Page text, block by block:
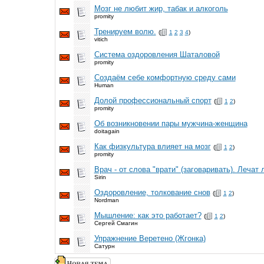
Мозг не любит жир, табак и алкоголь
promity
Тренируем волю. ( 1 2 3 4)
vitich
Система оздоровления Шаталовой
promity
Создаём себе комфортную среду сами
Human
Долой профессиональный спорт ( 1 2)
promity
Об возникновении пары мужчина-женщина
doitagain
Как физкультура влияет на мозг ( 1 2)
promity
Врач - от слова "врати" (заговаривать). Лечат
Sirin
Оздоровление, толкование снов ( 1 2)
Nordman
Мышление: как это работает? ( 1 2)
Сергей Смагин
Упражнение Веретено (Жгонка)
Сатурн